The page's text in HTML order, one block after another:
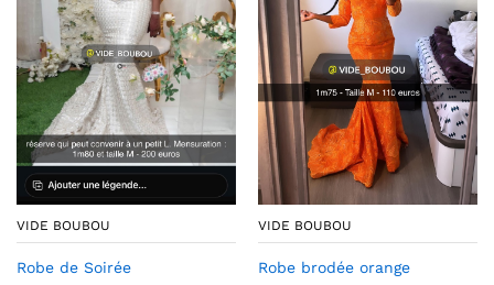
VIDE BOUBOU
Robe de Soirée
VIDE BOUBOU
Robe brodée orange